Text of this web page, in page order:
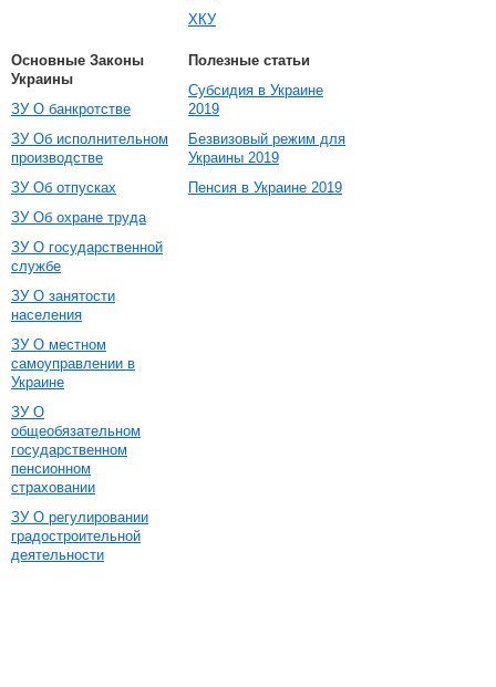
ХКУ
Основные Законы
Украины
ЗУ О банкротстве
ЗУ Об исполнительном
производстве
ЗУ Об отпусках
ЗУ Об охране труда
ЗУ О государственной
службе
ЗУ О занятости
населения
ЗУ О местном
самоуправлении в
Украине
ЗУ О
общеобязательном
государственном
пенсионном
страховании
ЗУ О регулировании
градостроительной
деятельности
Полезные статьи
Субсидия в Украине
2019
Безвизовый режим для
Украины 2019
Пенсия в Украине 2019